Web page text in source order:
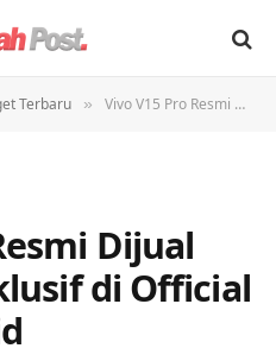
Terbaru » Vivo V15 Pro Resmi Dijual Preorder, Eksklusif di Official Vivo Store JD.id
Dijual
di Official